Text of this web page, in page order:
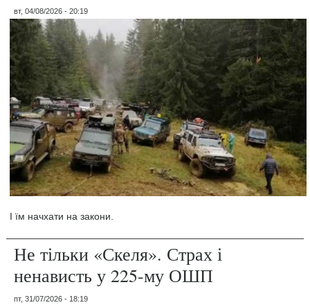
вт, 04/08/2026 - 20:19
І їм начхати на закони.
Не тільки «Скеля». Страх і
ненависть у 225-му ОШП
пт, 31/07/2026 - 18:19